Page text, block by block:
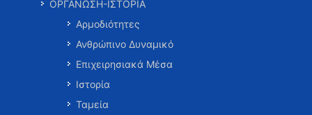
ΟΡΓΑΝΩΣΗ-ΙΣΤΟΡΙΑ
Αρμοδιότητες
Ανθρώπινο Δυναμικό
Επιχειρησιακά Μέσα
Ιστορία
Ταμεία